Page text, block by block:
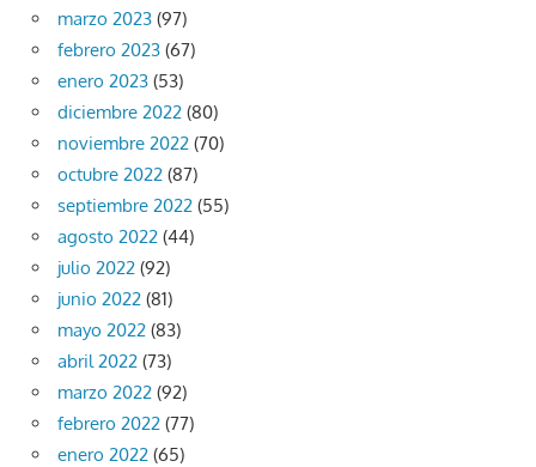
marzo 2023 (97)
febrero 2023 (67)
enero 2023 (53)
diciembre 2022 (80)
noviembre 2022 (70)
octubre 2022 (87)
septiembre 2022 (55)
agosto 2022 (44)
julio 2022 (92)
junio 2022 (81)
mayo 2022 (83)
abril 2022 (73)
marzo 2022 (92)
febrero 2022 (77)
enero 2022 (65)